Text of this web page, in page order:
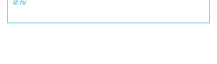
iz.ru